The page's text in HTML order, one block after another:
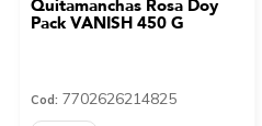
Quitamanchas Rosa Doy
Pack VANISH 450 G
Cod: 7702626214825